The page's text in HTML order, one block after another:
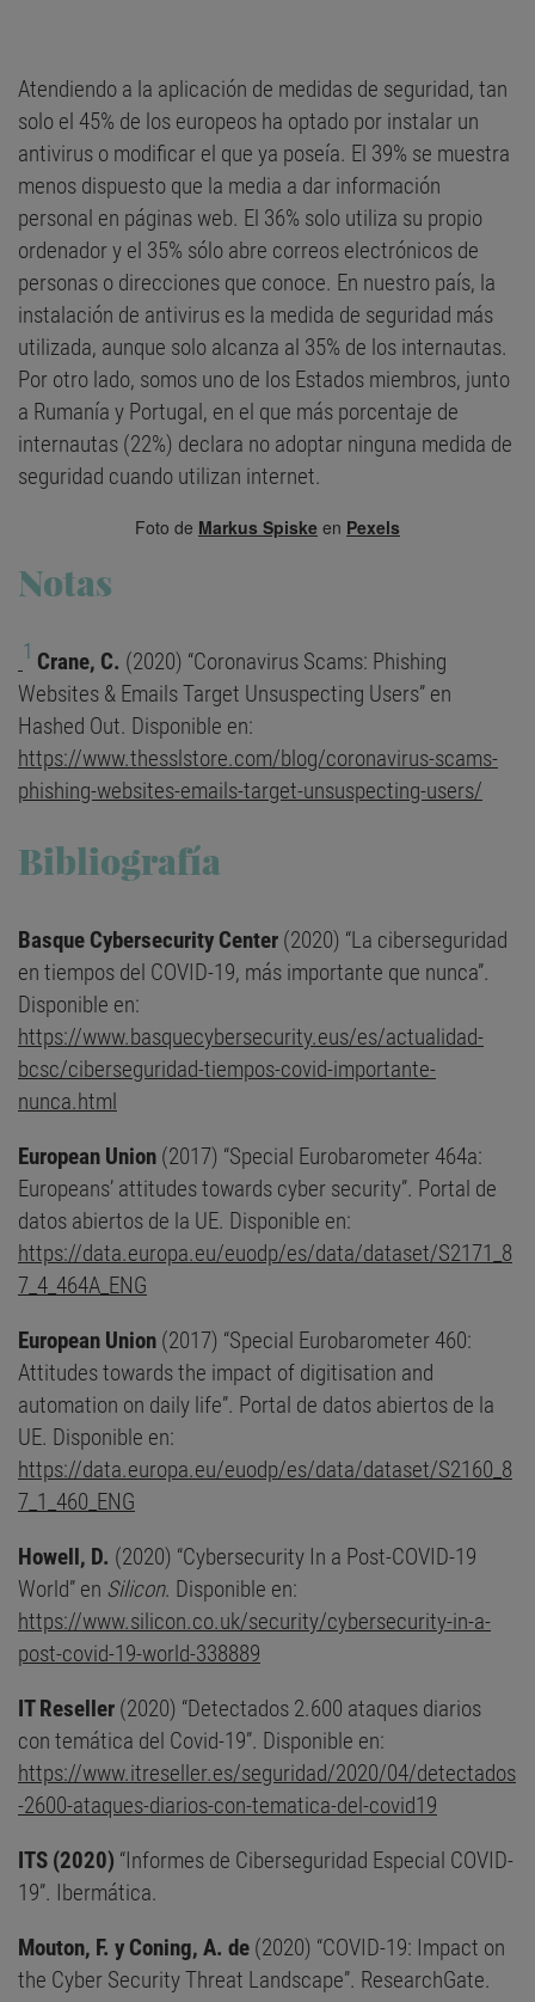
Atendiendo a la aplicación de medidas de seguridad, tan
solo el 45% de los europeos ha optado por instalar un
antivirus o modificar el que ya poseía. El 39% se muestra
menos dispuesto que la media a dar información
personal en páginas web. El 36% solo utiliza su propio
ordenador y el 35% sólo abre correos electrónicos de
personas o direcciones que conoce. En nuestro país, la
instalación de antivirus es la medida de seguridad más
utilizada, aunque solo alcanza al 35% de los internautas.
Por otro lado, somos uno de los Estados miembros, junto
a Rumanía y Portugal, en el que más porcentaje de
internautas (22%) declara no adoptar ninguna medida de
seguridad cuando utilizan internet.
Foto de Markus Spiske en Pexels
Notas
1 Crane, C. (2020) “Coronavirus Scams: Phishing
Websites & Emails Target Unsuspecting Users” en
Hashed Out. Disponible en:
https://www.thesslstore.com/blog/coronavirus-scams-
phishing-websites-emails-target-unsuspecting-users/
Bibliografía
Basque Cybersecurity Center (2020) “La ciberseguridad
en tiempos del COVID-19, más importante que nunca”.
Disponible en:
https://www.basquecybersecurity.eus/es/actualidad-
bcsc/ciberseguridad-tiempos-covid-importante-
nunca.html
European Union (2017) “Special Eurobarometer 464a:
Europeans’ attitudes towards cyber security”. Portal de
datos abiertos de la UE. Disponible en:
https://data.europa.eu/euodp/es/data/dataset/S2171_8
7_4_464A_ENG
European Union (2017) “Special Eurobarometer 460:
Attitudes towards the impact of digitisation and
automation on daily life”. Portal de datos abiertos de la
UE. Disponible en:
https://data.europa.eu/euodp/es/data/dataset/S2160_8
7_1_460_ENG
Howell, D. (2020) “Cybersecurity In a Post-COVID-19
World” en Silicon. Disponible en:
https://www.silicon.co.uk/security/cybersecurity-in-a-
post-covid-19-world-338889
IT Reseller (2020) “Detectados 2.600 ataques diarios
con temática del Covid-19”. Disponible en:
https://www.itreseller.es/seguridad/2020/04/detectados
-2600-ataques-diarios-con-tematica-del-covid19
ITS (2020) “Informes de Ciberseguridad Especial COVID-
19”. Ibermática.
Mouton, F. y Coning, A. de (2020) “COVID-19: Impact on
the Cyber Security Threat Landscape”. ResearchGate.